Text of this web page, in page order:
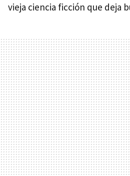
vieja ciencia ficción que deja